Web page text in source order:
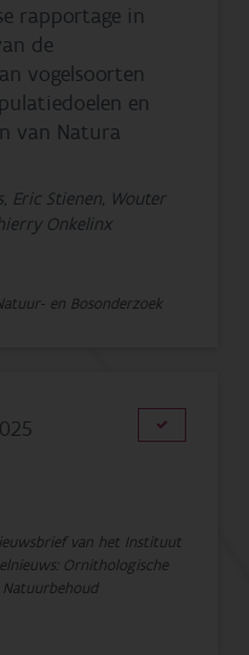
rapportage in
de
vogelsoorten
en
van Natura
Eric Stienen, Wouter
Onkelinx
en Bosonderzoek
van het Instituut
Ornithologische